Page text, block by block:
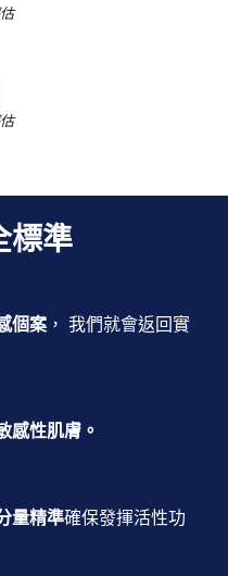
標準
個案 ， 我們就會返回實
感性肌膚。
量精準確保發揮活性功